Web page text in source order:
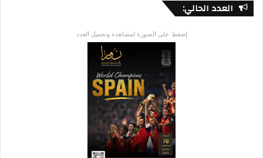
العدد الحالي:
إضغط على الصورة لمشاهدة وتحميل العدد